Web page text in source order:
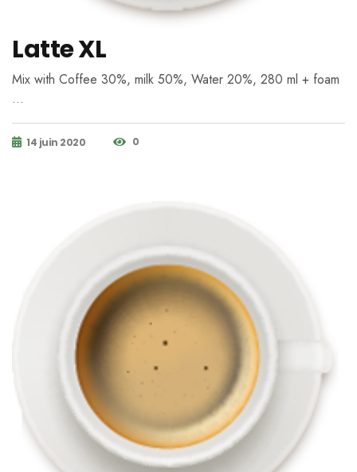
Latte XL
Mix with Coffee 30%, milk 50%, Water 20%, 280 ml + foam
…
14 juin 2020 0